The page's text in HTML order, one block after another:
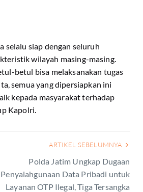
selalu siap dengan seluruh
wilayah masing-masing.
betul bisa melaksanakan tugas
semua yang dipersiapkan ini
kepada masyarakat terhadap
Kapolri.
ARTIKEL SEBELUMNYA
Polda Jatim Ungkap Dugaan
Penyalahgunaan Data Pribadi untuk
Layanan OTP Ilegal, Tiga Tersangka